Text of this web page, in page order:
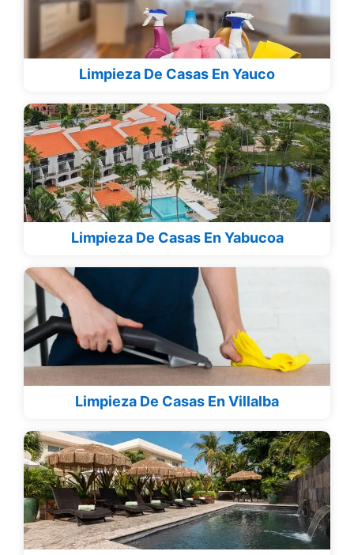
Limpieza De Casas En Yauco
Limpieza De Casas En Yabucoa
Limpieza De Casas En Villalba